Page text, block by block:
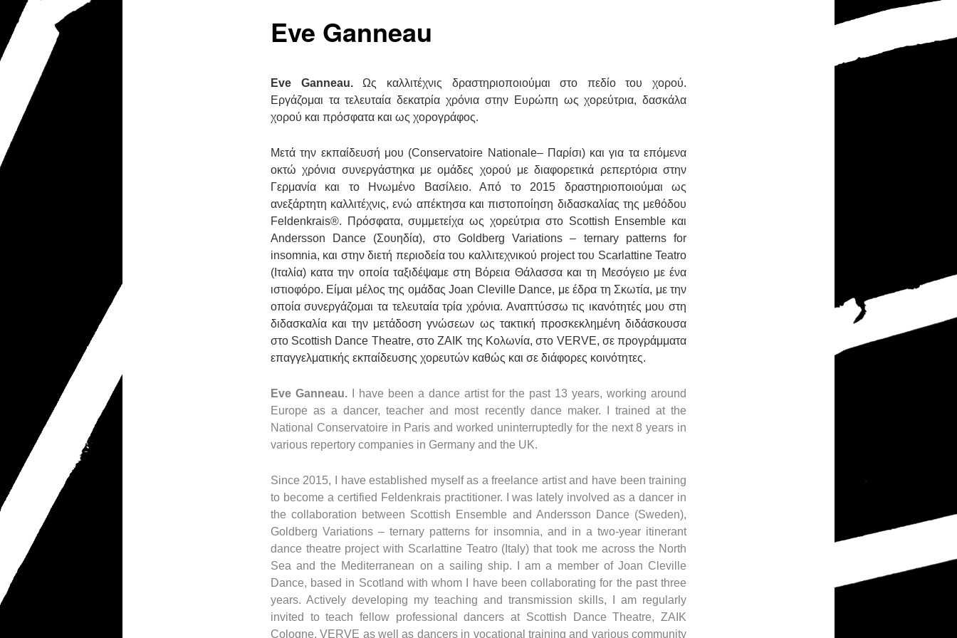
Eve Ganneau
Eve Ganneau. Ως καλλιτέχνις δραστηριοποιούμαι στο πεδίο του χορού.
Εργάζομαι τα τελευταία δεκατρία χρόνια στην Ευρώπη ως χορεύτρια, δασκάλα
χορού και πρόσφατα και ως χορογράφος.
Μετά την εκπαίδευσή μου (Conservatoire Nationale– Παρίσι) και για τα επόμενα
οκτώ χρόνια συνεργάστηκα με ομάδες χορού με διαφορετικά ρεπερτόρια στην
Γερμανία και το Ηνωμένο Βασίλειο. Από το 2015 δραστηριοποιούμαι ως
ανεξάρτητη καλλιτέχνις, ενώ απέκτησα και πιστοποίηση διδασκαλίας της μεθόδου
Feldenkrais®. Πρόσφατα, συμμετείχα ως χορεύτρια στο Scottish Ensemble και
Andersson
Dance (Σουηδία), στο Goldberg Variations – ternary patterns
for
insomnia, και στην διετή περιοδεία του καλλιτεχνικού projectτου Scarlattine Teatro
(Ιταλία) κατα την οποία ταξιδέψαμε στη Βόρεια Θάλασσα και τη Μεσόγειο με ένα
ιστιοφόρο. Είμαι μέλος της ομάδαςJoan Cleville Dance, με έδρα τη Σκωτία, με την
οποία συνεργάζομαι τα τελευταία τρία χρόνια. Αναπτύσσω τις ικανότητές μου στη
διδασκαλία και την μετάδοση γνώσεων ως τακτική προσκεκλημένη διδάσκουσα
στο Scottish Dance Theatre, στοZAIK της Κολωνία, στο VERVE, σε προγράμματα
επαγγελματικής εκπαίδευσης χορευτών καθώς και σε διάφορες κοινότητες.
Eve Ganneau.
I have been a dance artist for the past 13 years, working around
Europe as a dancer, teacher and most recently dance maker. I trained at the
National Conservatoire in Paris and worked uninterruptedly for the next 8 years in
various repertory companies in Germany and the UK.
Since 2015, I have established myself as a freelance artist and have been training
to become a certified Feldenkrais practitioner. I was lately involved as a dancer in
the collaboration between Scottish Ensemble and Andersson Dance (Sweden),
Goldberg Variations – ternary patterns for insomnia, and in a two-year itinerant
dance theatre project with Scarlattine Teatro (Italy) that took me across the North
Sea and the Mediterranean on a sailing ship. I am a member of Joan Cleville
Dance, based in Scotland with whom I have been collaborating for the past three
years. Actively developing my teaching and transmission skills, I am regularly
invited to teach fellow professional dancers at Scottish Dance Theatre, ZAIK
Cologne, VERVE as well as dancers in vocational training and various community